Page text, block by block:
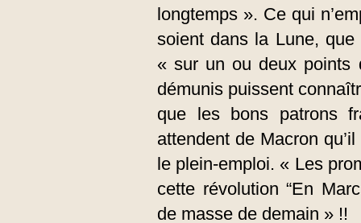
longtemps ». Ce qui
soient dans la Lune,
« sur un ou deux points
démunis puissent
que les bons patrons
attendent de Macron
le plein-emploi. « Les
cette révolution “En
de masse de demain » !!